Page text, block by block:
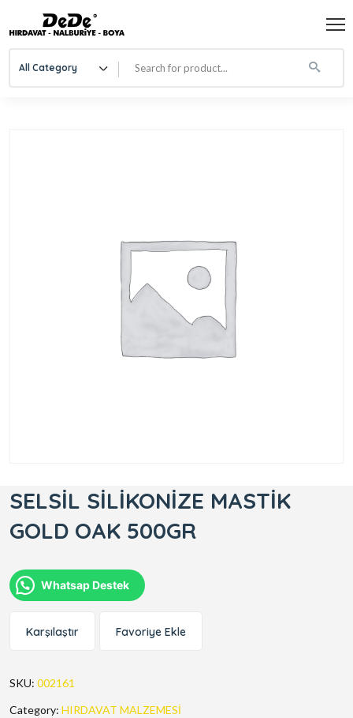
All Category
SELSİL SİLİKONİZE MASTİK
GOLD OAK 500GR
Whatsap Destek
Karşılaştır Favoriye Ekle
SKU: 002161
Category: HIRDAVAT MALZEMESİ